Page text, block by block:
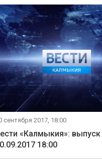
сентября 2017, 18:00
«Калмыкия»: выпуск
18:00